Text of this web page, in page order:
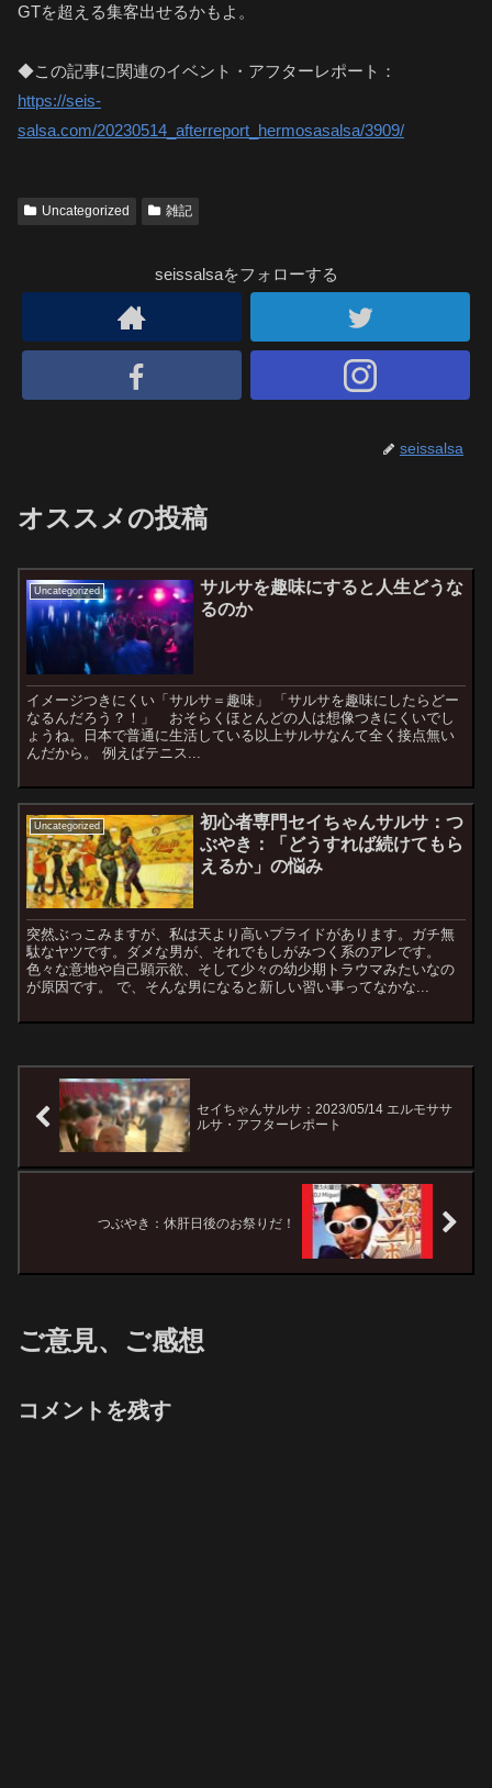
GTを超える集客出せるかもよ。
◆この記事に関連のイベント・アフターレポート：
https://seis-
salsa.com/20230514_afterreport_hermosasalsa/3909/
Uncategorized 雑記
seissalsaをフォローする
seissalsa
オススメの投稿
Uncategorized
サルサを趣味にすると人生どうな
るのか
イメージつきにくい「サルサ＝趣味」 「サルサを趣味にしたらどー
なるんだろう？！」 おそらくほとんどの人は想像つきにくいでし
ょうね。日本で普通に生活している以上サルサなんて全く接点無い
んだから。 例えばテニス...
Uncategorized
初心者専門セイちゃんサルサ：つ
ぶやき：「どうすれば続けてもら
えるか」の悩み
突然ぶっこみますが、私は天より高いプライドがあります。ガチ無
駄なヤツです。ダメな男が、それでもしがみつく系のアレです。
色々な意地や自己顕示欲、そして少々の幼少期トラウマみたいなの
が原因です。 で、そんな男になると新しい習い事ってなかな...
セイちゃんサルサ：2023/05/14 エルモササ
ルサ・アフターレポート
つぶやき：休肝日後のお祭りだ！
ご意見、ご感想
コメントを残す